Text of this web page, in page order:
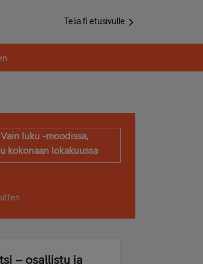
Telia.fi etusivulle
luku -moodissa,
kokonaan lokakuussa
– osallistu ja